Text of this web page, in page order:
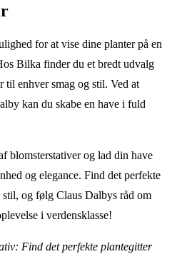
for at vise dine planter på en
Bilka finder du et bredt udvalg
til enhver smag og stil. Ved at
kan du skabe en have i fuld
blomsterstativer og lad din have
og elegance. Find det perfekte
stil, og følg Claus Dalbys råd om
i verdensklasse!
Find det perfekte plantegitter